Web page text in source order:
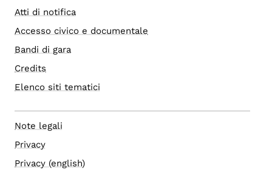
Atti di notifica
Accesso civico e documentale
Bandi di gara
Credits
Elenco siti tematici
Note legali
Privacy
Privacy (english)